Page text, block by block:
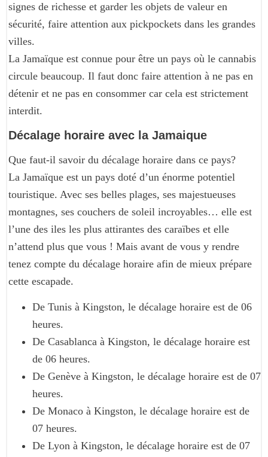
signes de richesse et garder les objets de valeur en
sécurité, faire attention aux pickpockets dans les grandes
villes.
La Jamaïque est connue pour être un pays où le cannabis
circule beaucoup. Il faut donc faire attention à ne pas en
détenir et ne pas en consommer car cela est strictement
interdit.
Décalage horaire avec la Jamaique
Que faut-il savoir du décalage horaire dans ce pays?
La Jamaïque est un pays doté d’un énorme potentiel
touristique. Avec ses belles plages, ses majestueuses
montagnes, ses couchers de soleil incroyables… elle est
l’une des iles les plus attirantes des caraïbes et elle
n’attend plus que vous ! Mais avant de vous y rendre
tenez compte du décalage horaire afin de mieux prépare
cette escapade.
De Tunis à Kingston, le décalage horaire est de 06
heures.
De Casablanca à Kingston, le décalage horaire est
de 06 heures.
De Genève à Kingston, le décalage horaire est de 07
heures.
De Monaco à Kingston, le décalage horaire est de
07 heures.
De Lyon à Kingston, le décalage horaire est de 07